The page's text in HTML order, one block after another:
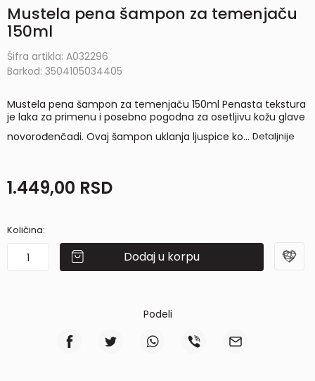
Mustela pena šampon za temenjaču
150ml
Šifra artikla: A032296
Barkod: 3504105034405
Mustela pena šampon za temenjaču 150ml Penasta tekstura
je laka za primenu i posebno pogodna za osetljivu kožu glave
novorođenčadi. Ovaj šampon uklanja ljuspice ko... Detaljnije
1.449,00 RSD
Količina:
Dodaj u korpu
Podeli